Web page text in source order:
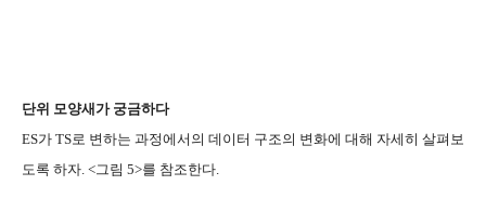
단위 모양새가 궁금하다
ES가 TS로 변하는 과정에서의 데이터 구조의 변화에 대해 자세히 살펴보
도록 하자. <그림 5>를 참조한다.